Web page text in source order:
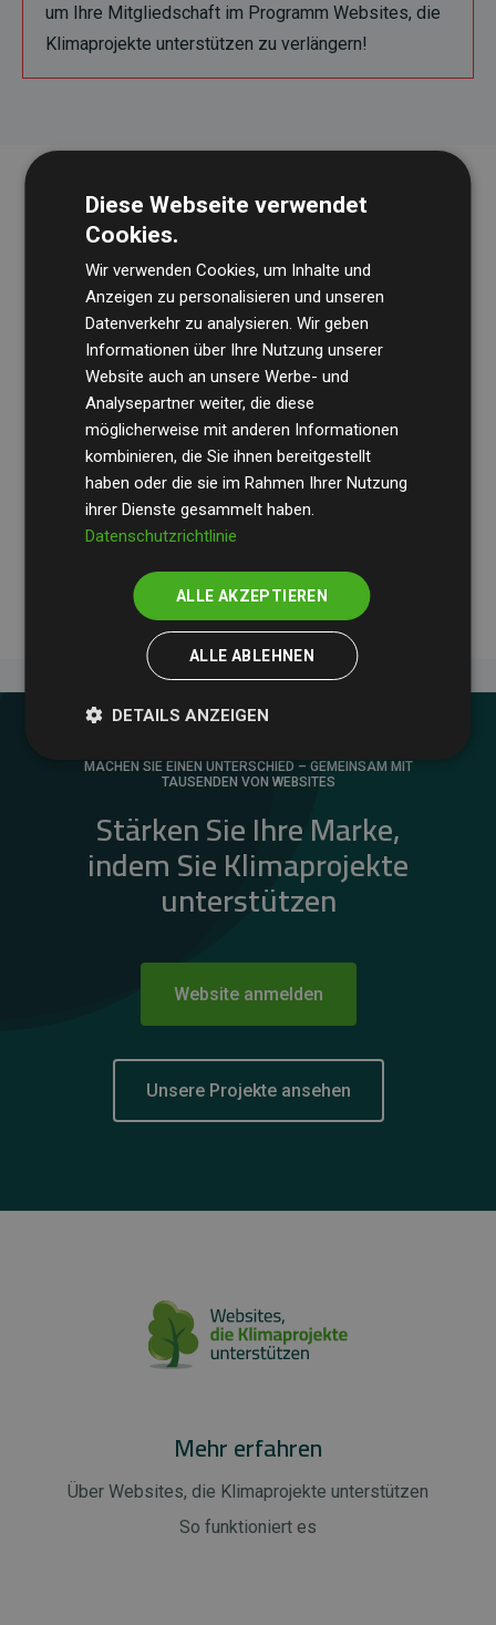
um Ihre Mitgliedschaft im Programm Websites, die
Klimaprojekte unterstützen zu verlängern!
Die Wirtschaftsprüfungsgesellschaft BDOüberprüft
regelmäßig unsere Berechnungen und Methodik, um
Transparenz und Verlässlichkeit sicherzustellen.
Ihre Prüfungen belegen, dass unsere Investitionen in
Klimaschutzprojekte im Durchschnitt200 % der
geschätzten CO₂-Emissionender teilnehmenden
Websites kompensieren – ein klarer Nachweis für die
messbare Klimawirkung unseres Ansatzes.
MACHEN SIE EINEN UNTERSCHIED – GEMEINSAM MIT
TAUSENDEN VON WEBSITES
Stärken Sie Ihre Marke,
indem Sie Klimaprojekte
unterstützen
Website anmelden
Unsere Projekte ansehen
Mehr erfahren
Über Websites, die Klimaprojekte unterstützen
So funktioniert es
Diese Webseite verwendet
Cookies.
Wir verwenden Cookies, um Inhalte und
Anzeigen zu personalisieren und unseren
Datenverkehr zu analysieren. Wir geben
Informationen über Ihre Nutzung unserer
Website auch an unsere Werbe- und
Analysepartner weiter, die diese
möglicherweise mit anderen Informationen
kombinieren, die Sie ihnen bereitgestellt
haben oder die sie im Rahmen Ihrer Nutzung
ihrer Dienste gesammelt haben.
Datenschutzrichtlinie
ALLE AKZEPTIEREN
ALLE ABLEHNEN
DETAILS ANZEIGEN